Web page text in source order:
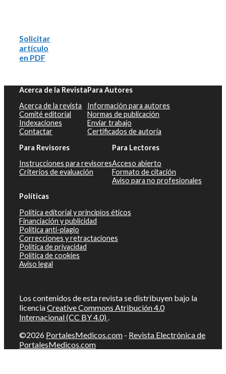
Solicitar
artículo
en PDF
Acerca de la Revista
Acerca de la revista
Comité editorial
Indexaciones
Contactar
Para Autores
Información para autores
Normas de publicación
Enviar trabajo
Certificados de autoría
Para Revisores
Instrucciones para revisores
Criterios de evaluación
Para Lectores
Acceso abierto
Formato de citación
Aviso para no profesionales
Políticas
Política editorial y principios éticos
Financiación y publicidad
Política anti-plagio
Correcciones y retractaciones
Política de privacidad
Política de cookies
Aviso legal
Los contenidos de esta revista se distribuyen bajo la
licenciaCreative Commons Atribución 4.0
Internacional (CC BY 4.0) .
©2026 PortalesMedicos.com - Revista Electrónica de
PortalesMedicos.com